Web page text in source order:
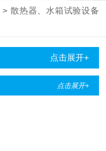
> 散热器、水箱试验设备
点击展开+
点击展开+